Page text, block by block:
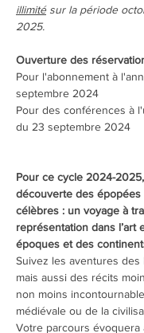
illimité sur la période
2025.
Ouverture des
Pour l'abonnement à
septembre 2024
Pour des conférences à
du 23 septembre 2024
Pour ce cycle 2024-
découverte des épopées
célèbres : un voyage à
représentation dans l’art
époques et des
Suivez les aventures des
mais aussi des récits
non moins
médiévale ou de la
Votre parcours évoquera